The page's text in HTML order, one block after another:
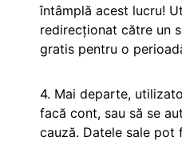
întâmplă acest lucru!
redirecționat către un
gratis pentru o
4. Mai departe,
facă cont, sau să se
cauză. Datele sale pot